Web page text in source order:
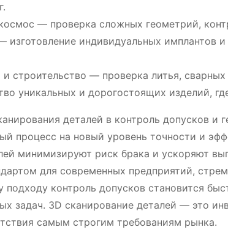
— проверка сложных геометрий,
индивидуальных имплантов
и строительство — проверка литья,
уникальных и дорогостоящих изделий,
деталей в контроль допусков и
процесс на новый уровень точности и
минимизируют риск брака и ускоряют
для современных предприятий,
подходу контроль допусков становится
задач. 3D сканирование деталей — это
самым строгим требованиям рынка.